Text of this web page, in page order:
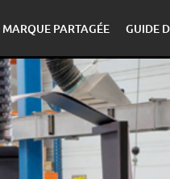
MARQUE PARTAGÉE GUIDE